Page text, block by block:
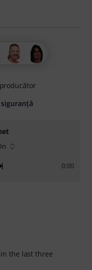
0:00
the last three